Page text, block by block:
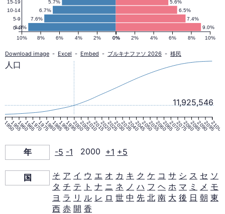
の
人
ピ
ラ
ミ
9.0%
9.3%
7.4%
7.6%
6.5%
6.7%
5.6%
5.7%
0% 2% 4% 6% 8% 10%
10% 8% 6% 4% 2% 0%
0-4
5-9
10-14
15-19
Download image - Excel - Embed - ブルキナファソ 2026 - 移民
1950195519601965197019751980198519901995200020052010201520202025203020352040204520502055206020652070207520802085209020952100
11,925,546
人口
年 -5 -1 2000 +1 +5
国 そ ア イ ウ エ オ カ キ ク ケ コ サ シ ス セ ソ
タ チ テ ト ナ ニ ネ ノ ハ フ ヘ ホ マ ミ メ モ
ヨ ラ リ ル レ ロ 世 中 先 北 南 大 後 日 朝 東
西 赤 開 香